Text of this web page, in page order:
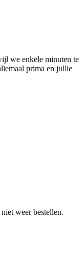
we enkele minuten te
prima en jullie
weer bestellen.